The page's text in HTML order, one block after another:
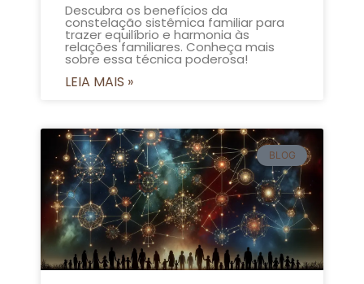
Descubra os benefícios da
constelação sistêmica familiar para
trazer equilíbrio e harmonia às
relações familiares. Conheça mais
sobre essa técnica poderosa!
LEIA MAIS »
BLOG